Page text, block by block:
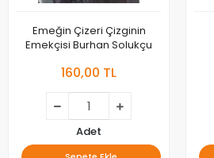
Emeğin Çizeri Çizginin
Emekçisi Burhan Solukçu
160,00 TL
Adet